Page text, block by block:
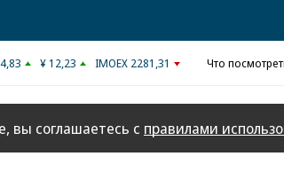
¥ 12,23 IMOEX 2281,31 Что
вы соглашаетесь с правилами